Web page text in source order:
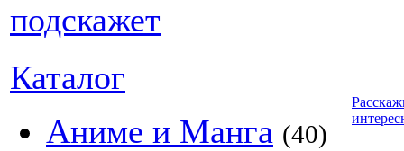
Каталог
Аниме и Манга (40)